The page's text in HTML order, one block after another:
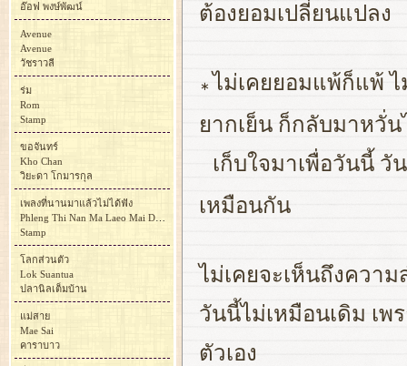
ต้องยอมเปลี่ยนแปลง
∗ ไม่เคยยอมแพ้ก็แพ้
ยากเย็น ก็กลับมาหวั่น
เก็บใจมาเพื่อวันนี้ วั
เหมือนกัน
ไม่เคยจะเห็นถึงควา
วันนี้ไม่เหมือนเดิม เพ
ตัวเอง
อ๊อฟ พงษ์พัฒน์
Avenue
Avenue
วัชราวลี
ร่ม
Rom
Stamp
ขอจันทร์
Kho Chan
วิยะดา โกมารกุล
เพลงที่นานมาแล้วไม่ได้ฟัง
Phleng Thi Nan Ma Laeo Mai Dai Fang
Stamp
โลกส่วนตัว
Lok Suantua
ปลานิลเต็มบ้าน
แม่สาย
Mae Sai
คาราบาว